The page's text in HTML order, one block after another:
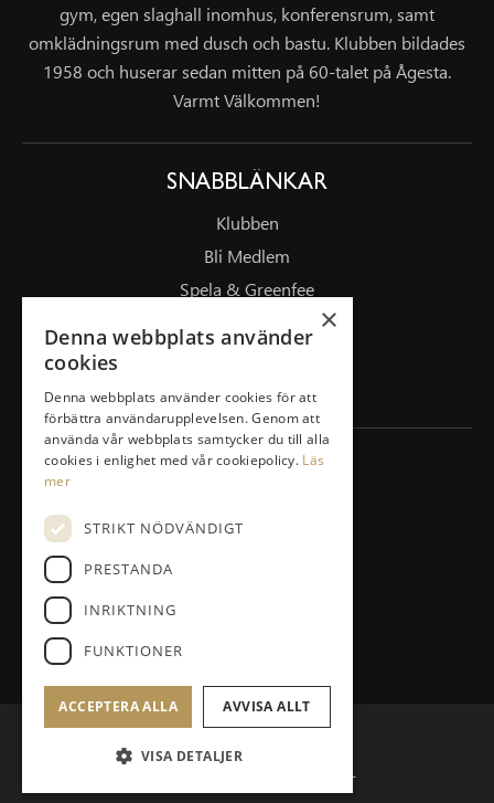
SNABBLÄNKAR
Klubben
Bli Medlem
Spela & Greenfee
Masterplan/Pierre Fulke
Företag
gym, egen slaghall inomhus, konferensrum, samt
omklädningsrum med dusch och bastu. Klubben bildades
1958 och huserar sedan mitten på 60-talet på Ågesta.
Varmt Välkommen!
KONTAKT
Administration
Hemsidan levereras av Kust IT
×
Denna webbplats använder
cookies
Denna webbplats använder cookies för att
förbättra användarupplevelsen. Genom att
använda vår webbplats samtycker du till alla
cookies i enlighet med vår cookiepolicy. Läs
mer
STRIKT NÖDVÄNDIGT
PRESTANDA
INRIKTNING
FUNKTIONER
ACCEPTERA ALLA AVVISA ALLT
VISA DETALJER